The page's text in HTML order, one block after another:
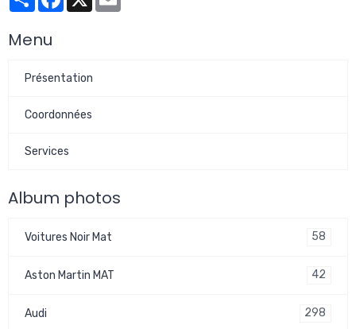
Menu
Présentation
Coordonnées
Services
Album photos
Voitures Noir Mat 58
Aston Martin MAT 42
Audi 298